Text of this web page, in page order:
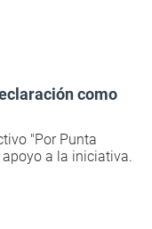
como
"Por Punta
a la iniciativa.